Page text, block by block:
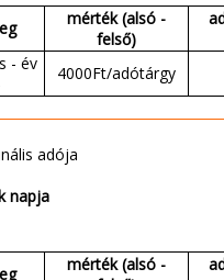
mérték (alsó -
felső)
- év
4000Ft/adótárgy
adója
napja
mérték (alsó -